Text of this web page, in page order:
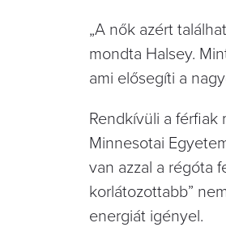
„A nők azért
mondta Halsey.
ami elősegíti a
Rendkívüli a férfiak
Minnesotai
van azzal a régóta
korlátozottabb”
energiát igényel.